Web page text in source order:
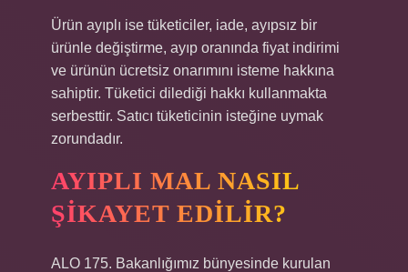
Ürün ayıplı ise tüketiciler, iade, ayıpsız bir
ürünle değiştirme, ayıp oranında fiyat indirimi
ve ürünün ücretsiz onarımını isteme hakkına
sahiptir. Tüketici dilediği hakkı kullanmakta
serbesttir. Satıcı tüketicinin isteğine uymak
zorundadır.
AYIPLI MAL NASIL
ŞIKAYET EDILIR?
ALO 175. Bakanlığımız bünyesinde kurulan